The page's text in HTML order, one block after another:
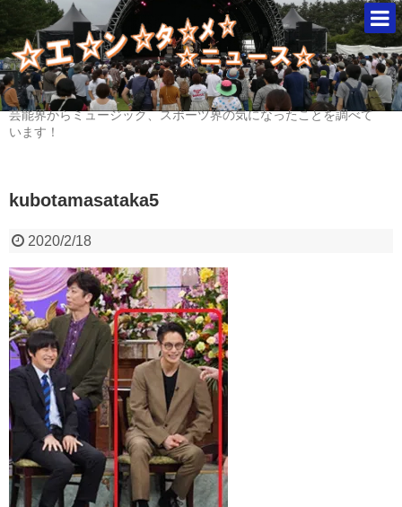
芸能界からミュージック、スポーツ界の気になったことを調べて
います！
kubotamasataka5
2020/2/18